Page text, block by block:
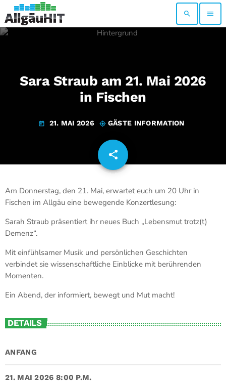
search menu
Sara Straub am 21. Mai 2026
in Fischen
today 21. MAI 2026 my_location GÄSTE INFORMATION
share
email
Am Donnerstag, den 21. Mai, erwartet euch um 20 Uhr in
Fischen im Allgäu eine bewegende Konzertlesung:
Sarah Straub präsentiert ihr neues Buch „Lebensmut trotz(t)
Demenz“.
Mit einfühlsamer Musik und persönlichen Geschichten
verbindet sie wissenschaftliche Einblicke mit berührenden
Momenten.
Ein Abend, der informiert, bewegt und Mut macht!
DETAILS
ANFANG
21. MAI 2026 8:00 P.M.